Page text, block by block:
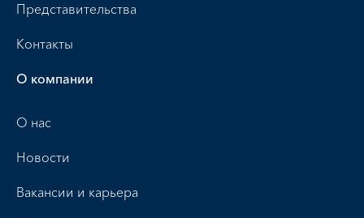
Представительства
Контакты
О компании
О нас
Новости
Вакансии и карьера